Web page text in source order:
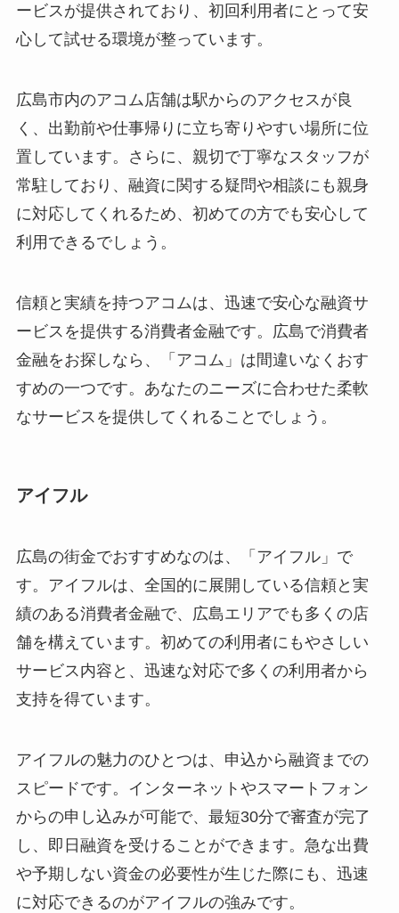
ービスが提供されており、初回利用者にとって安
心して試せる環境が整っています。
広島市内のアコム店舗は駅からのアクセスが良
く、出勤前や仕事帰りに立ち寄りやすい場所に位
置しています。さらに、親切で丁寧なスタッフが
常駐しており、融資に関する疑問や相談にも親身
に対応してくれるため、初めての方でも安心して
利用できるでしょう。
信頼と実績を持つアコムは、迅速で安心な融資サ
ービスを提供する消費者金融です。広島で消費者
金融をお探しなら、「アコム」は間違いなくおす
すめの一つです。あなたのニーズに合わせた柔軟
なサービスを提供してくれることでしょう。
アイフル
広島の街金でおすすめなのは、「アイフル」で
す。アイフルは、全国的に展開している信頼と実
績のある消費者金融で、広島エリアでも多くの店
舗を構えています。初めての利用者にもやさしい
サービス内容と、迅速な対応で多くの利用者から
支持を得ています。
アイフルの魅力のひとつは、申込から融資までの
スピードです。インターネットやスマートフォン
からの申し込みが可能で、最短30分で審査が完了
し、即日融資を受けることができます。急な出費
や予期しない資金の必要性が生じた際にも、迅速
に対応できるのがアイフルの強みです。